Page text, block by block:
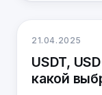
21.04.2025
USDT,
какой